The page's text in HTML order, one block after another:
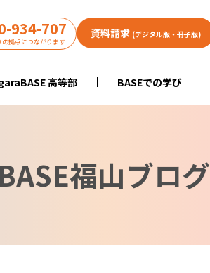
高等部 BASEでの学び
934-707
拠点につながります
資料請求 (デジタル版・冊子版)
BASE福山ブログ